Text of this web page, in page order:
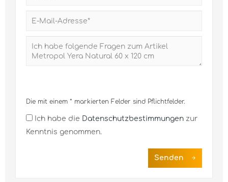
Die mit einem * markierten Felder sind Pflichtfelder.
Ich habe die Datenschutzbestimmungen zur
Kenntnis genommen.
Senden